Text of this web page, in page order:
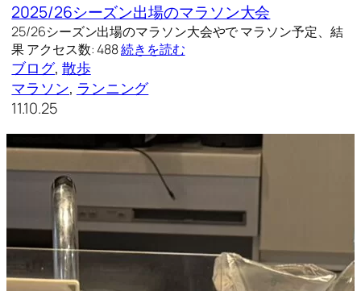
2025/26シーズン出場のマラソン大会
25/26シーズン出場のマラソン大会やで マラソン予定、結
果 アクセス数: 488続きを読む
ブログ, 散歩
マラソン, ランニング
11.10.25